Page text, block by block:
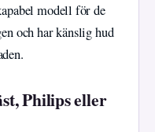
modell för de
och har känslig hud
Philips eller